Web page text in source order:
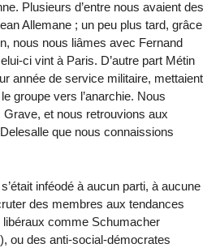
Plusieurs d’entre nous avaient des
Allemane ; un peu plus tard, grâce
nous nous liâmes avec Fernand
ci vint à Paris. D’autre part Métin
année de service militaire, mettaient
groupe vers l’anarchie. Nous
et nous retrouvions aux
que nous connaissions
inféodé à aucun parti, à aucune
des membres aux tendances
comme Schumacher
ou des anti-social-démocrates